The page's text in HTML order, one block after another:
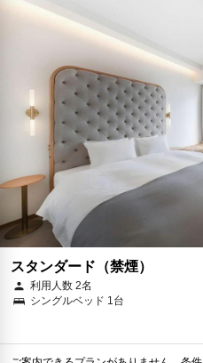
スタンダード（禁煙）
利用人数 2名
シングルベッド 1台